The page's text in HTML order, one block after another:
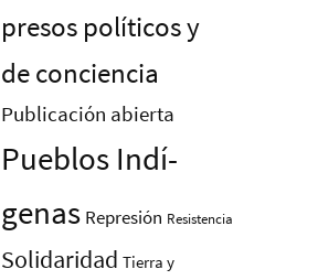
presos polí­ticos y
de conciencia
Publicación abierta
Pueblos Indí­
genas Represión Resistencia
Solidaridad Tierra y